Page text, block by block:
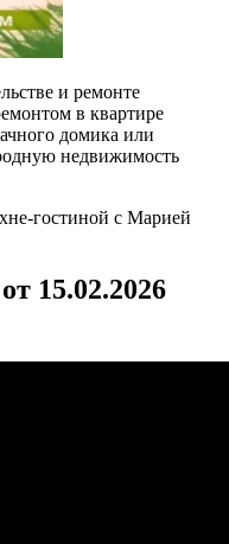
и ремонте
в квартире
домика или
недвижимость
гостиной с Марией
15.02.2026